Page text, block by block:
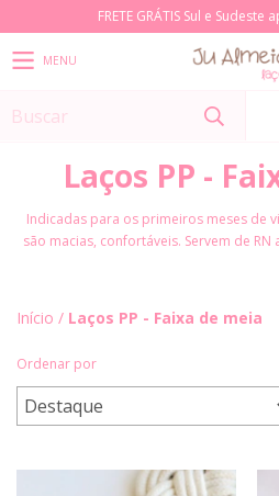
FRETE GRÁTIS Sul e
MENU
Laços PP -
Indicadas para os primeiros meses de
são macias, confortáveis. Servem de
Início / Laços PP - Faixa de meia
Ordenar por